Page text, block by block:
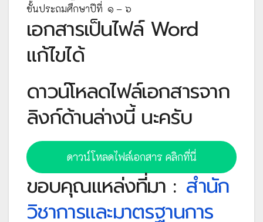
ชั้นประถมศึกษาปีที่ ๑ – ๖
เอกสารเป็นไฟล์ Word
แก้ไขได้
ดาวน์โหลดไฟล์เอกสารจาก
ลิงก์ด้านล่างนี้ นะครับ
ดาวน์โหลดไฟล์เอกสาร คลิกที่นี่
ขอบคุณแหล่งที่มา : สำนัก
วิชาการและมาตรฐานการ